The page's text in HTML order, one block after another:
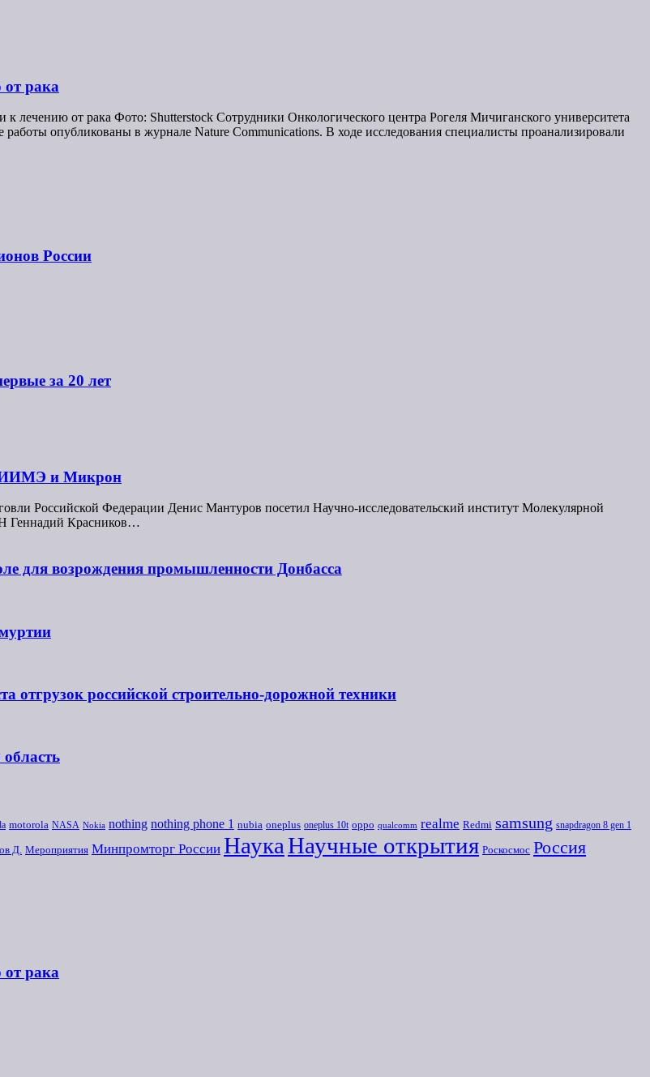
от рака
лечению от рака Фото: Shutterstock Сотрудники Онкологического центра Рогеля Мичиганского университета
опубликованы в журнале Nature Communications. В ходе исследования специалисты проанализировали
России
за 20 лет
НИИМЭ и Микрон
Российской Федерации Денис Мантуров посетил Научно-исследовательский институт Молекулярной
Геннадий Красников…
для возрождения промышленности Донбасса
отгрузок российской строительно-дорожной техники
motorola NASA Nokia nothing nothing phone 1 nubia oneplus oneplus 10t oppo qualcomm realme Redmi samsung snapdragon 8 gen 1
Д. Мероприятия Минпромторг России НаукаНаучные открытия Роскосмос Россия
от рака